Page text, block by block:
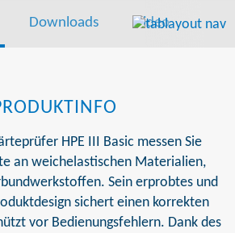
Downloads Video
HPE III Basic messen Sie
an weichelastischen Materialien,
Sein erprobtes und
sichert einen korrekten
vor Bedienungsfehlern. Dank des